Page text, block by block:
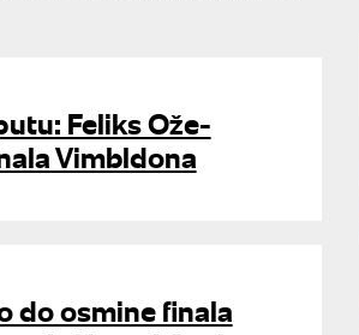
Feliks Ože-
Vimbldona
do osmine finala